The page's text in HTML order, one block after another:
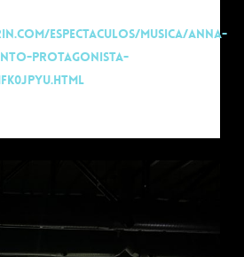
espectaculos/musica/anna-
protagonista-